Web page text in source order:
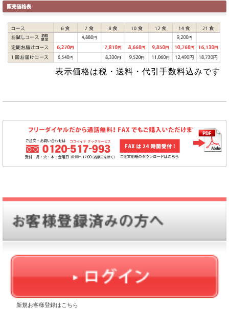
表示価格は税・送料・代引手数料込みです
新規お客様登録はこちら